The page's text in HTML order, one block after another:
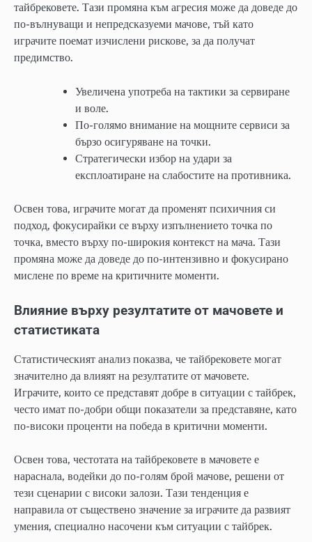
тайбрековете. Тази промяна към агресия може да доведе до
по-вълнуващи и непредсказуеми мачове, тъй като
играчите поемат изчислени рискове, за да получат
предимство.
Увеличена употреба на тактики за сервиране
и воле.
По-голямо внимание на мощните сервиси за
бързо осигуряване на точки.
Стратегически избор на удари за
експлоатиране на слабостите на противника.
Освен това, играчите могат да променят психичния си
подход, фокусирайки се върху изпълнението точка по
точка, вместо върху по-широкия контекст на мача. Тази
промяна може да доведе до по-интензивно и фокусирано
мислене по време на критичните моменти.
Влияние върху резултатите от мачовете и
статистиката
Статистическият анализ показва, че тайбрековете могат
значително да влияят на резултатите от мачовете.
Играчите, които се представят добре в ситуации с тайбрек,
често имат по-добри общи показатели за представяне, като
по-високи проценти на победа в критични моменти.
Освен това, честотата на тайбрековете в мачовете е
нараснала, водейки до по-голям брой мачове, решени от
тези сценарии с високи залози. Тази тенденция е
направила от съществено значение за играчите да развият
умения, специално насочени към ситуации с тайбрек.